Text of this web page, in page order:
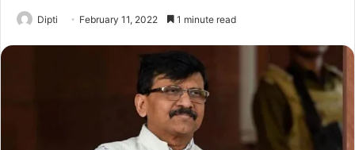
Dipti February 11, 2022 1 minute read